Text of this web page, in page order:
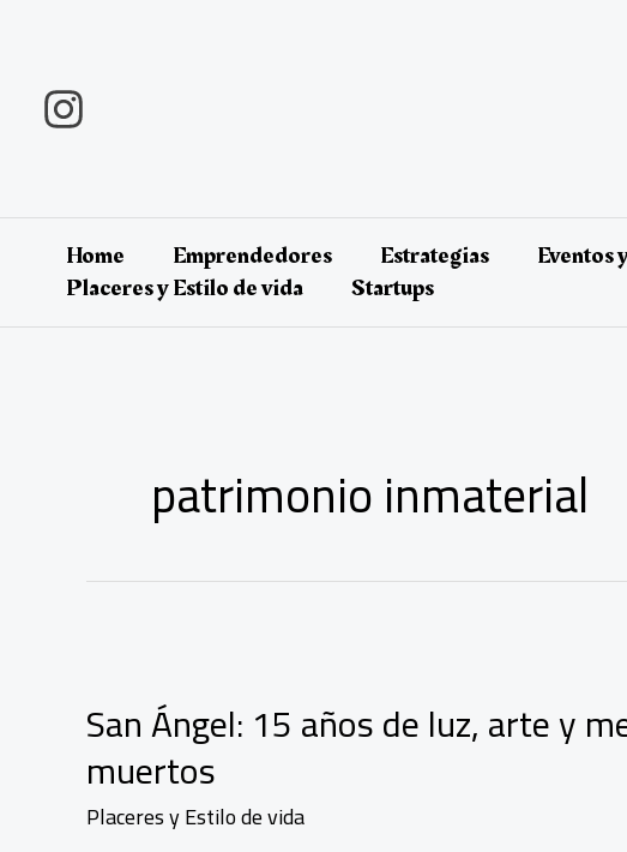
contenido
Home Emprendedores Estrategias Eventos
Placeres y Estilo de vida
Startups
patrimonio inmaterial
San Ángel: 15 años de luz, arte y
muertos
Placeres y Estilo de vida